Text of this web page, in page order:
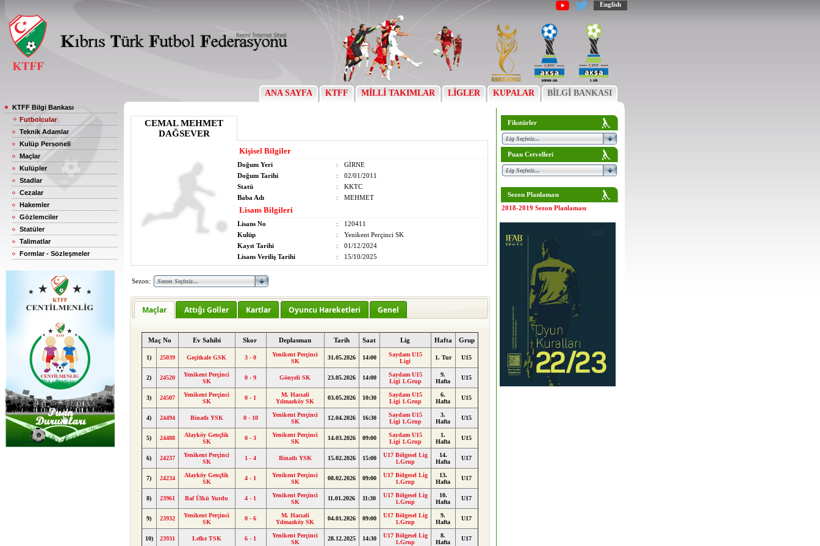
English
ANA SAYFA KTFF MİLLİ TAKIMLAR LİGLER KUPALAR BİLGİ BANKASI
KTFF Bilgi Bankası
Futbolcular
Teknik Adamlar
Kulüp Personeli
Maçlar
Kulüpler
Stadlar
Cezalar
Hakemler
Gözlemciler
Statüler
Talimatlar
Formlar - Sözleşmeler
CEMAL MEHMET
DAĞSEVER
Kişisel Bilgiler
Doğum Yeri :
GİRNE
Doğum Tarihi
:
02/01/2011
Statü
:
KKTC
Baba Adı
: MEHMET
Lisans Bilgileri
Lisans No :
120411
Kulüp
:
Yenikent Perçinci SK
Kayıt Tarihi
:
01/12/2024
Lisans Veriliş Tarihi
: 15/10/2025
Sezon:
Maçlar Attığı Goller Kartlar Oyuncu Hareketleri Genel
Maç No Ev Sahibi Skor Deplasman Tarih Saat Lig Hafta Grup
1) 25039 Geçitkale GSK 3 - 0
Yenikent Perçinci
SK
31.05.2026 14:00
Saydam U15
Ligi
1. Tur U15
2) 24520
Yenikent Perçinci
SK
0 - 9 Gönyeli SK 23.05.2026 14:00
Saydam U15
Ligi 1.Grup
9.
Hafta
U15
3) 24507
Yenikent Perçinci
SK
0 - 1
M. Hacıali
Yılmazköy SK
03.05.2026 10:30
Saydam U15
Ligi 1.Grup
6.
Hafta
U15
4) 24494 Binatlı YSK 0 - 10
Yenikent Perçinci
SK
12.04.2026 16:30
Saydam U15
Ligi 1.Grup
3.
Hafta
U15
5) 24488
Alayköy Gençlik
SK
0 - 3
Yenikent Perçinci
SK
14.03.2026 09:00
Saydam U15
Ligi 1.Grup
1.
Hafta
U15
6) 24237
Yenikent Perçinci
SK
1 - 4 Binatlı YSK 15.02.2026 15:00
U17 Bölgesel Lig
1.Grup
14.
Hafta
U17
7) 24234
Alayköy Gençlik
SK
4 - 1
Yenikent Perçinci
SK
08.02.2026 09:00
U17 Bölgesel Lig
1.Grup
13.
Hafta
U17
8) 23961 Baf Ülkü Yurdu 4 - 1
Yenikent Perçinci
SK
11.01.2026 11:30
U17 Bölgesel Lig
1.Grup
10.
Hafta
U17
9) 23932
Yenikent Perçinci
SK
0 - 6
M. Hacıali
Yılmazköy SK
04.01.2026 09:00
U17 Bölgesel Lig
1.Grup
9.
Hafta
U17
10) 23931 Lefke TSK 6 - 1
Yenikent Perçinci
SK
28.12.2025 14:30
U17 Bölgesel Lig
1.Grup
8.
Hafta
U17
Fikstürler
Puan Cetvelleri
Sezon Planlaması
2018-2019 Sezon Planlaması